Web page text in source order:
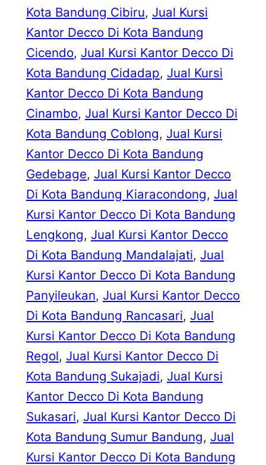
Kota Bandung Cibiru, Jual Kursi
Kantor Decco Di Kota Bandung
Cicendo, Jual Kursi Kantor Decco Di
Kota Bandung Cidadap, Jual Kursi
Kantor Decco Di Kota Bandung
Cinambo, Jual Kursi Kantor Decco Di
Kota Bandung Coblong, Jual Kursi
Kantor Decco Di Kota Bandung
Gedebage, Jual Kursi Kantor Decco
Di Kota Bandung Kiaracondong, Jual
Kursi Kantor Decco Di Kota Bandung
Lengkong, Jual Kursi Kantor Decco
Di Kota Bandung Mandalajati, Jual
Kursi Kantor Decco Di Kota Bandung
Panyileukan, Jual Kursi Kantor Decco
Di Kota Bandung Rancasari, Jual
Kursi Kantor Decco Di Kota Bandung
Regol, Jual Kursi Kantor Decco Di
Kota Bandung Sukajadi, Jual Kursi
Kantor Decco Di Kota Bandung
Sukasari, Jual Kursi Kantor Decco Di
Kota Bandung Sumur Bandung, Jual
Kursi Kantor Decco Di Kota Bandung